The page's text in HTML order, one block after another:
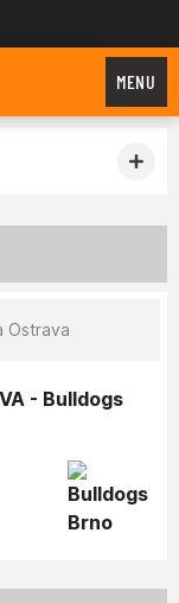
MENU
Ostrava
- Bulldogs